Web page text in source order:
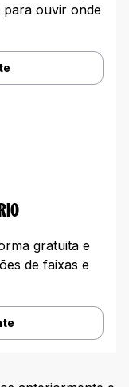
para ouvir onde
gratuita e
de faixas e